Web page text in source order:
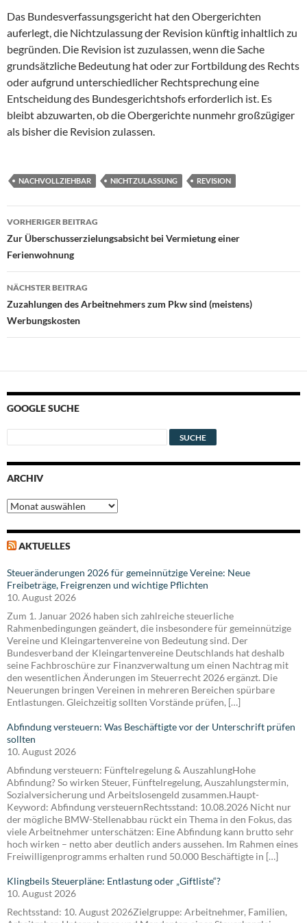
Das Bundesverfassungsgericht hat den Obergerichten
auferlegt, die Nichtzulassung der Revision künftig inhaltlich zu
begründen. Die Revision ist zuzulassen, wenn die Sache
grundsätzliche Bedeutung hat oder zur Fortbildung des Rechts
oder aufgrund unterschiedlicher Rechtsprechung eine
Entscheidung des Bundesgerichtshofs erforderlich ist. Es
bleibt abzuwarten, ob die Obergerichte nunmehr großzügiger
als bisher die Revision zulassen.
NACHVOLLZIEHBAR NICHTZULASSUNG REVISION
Beitragsnavigation
VORHERIGER BEITRAG
Zur Überschusserzielungsabsicht bei Vermietung einer
Ferienwohnung
NÄCHSTER BEITRAG
Zuzahlungen des Arbeitnehmers zum Pkw sind (meistens)
Werbungskosten
GOOGLE SUCHE
ARCHIV
Archiv
AKTUELLES
Steueränderungen 2026 für gemeinnützige Vereine: Neue
Freibeträge, Freigrenzen und wichtige Pflichten
10. August 2026
Zum 1. Januar 2026 haben sich zahlreiche steuerliche
Rahmenbedingungen geändert, die insbesondere für gemeinnützige
Vereine und Kleingartenvereine von Bedeutung sind. Der
Bundesverband der Kleingartenvereine Deutschlands hat deshalb
seine Fachbroschüre zur Finanzverwaltung um einen Nachtrag mit
den wesentlichen Änderungen im Steuerrecht 2026 ergänzt. Die
Neuerungen bringen Vereinen in mehreren Bereichen spürbare
Entlastungen. Gleichzeitig sollten Vorstände prüfen, […]
Abfindung versteuern: Was Beschäftigte vor der Unterschrift prüfen
sollten
10. August 2026
Abfindung versteuern: Fünftelregelung & AuszahlungHohe
Abfindung? So wirken Steuer, Fünftelregelung, Auszahlungstermin,
Sozialversicherung und Arbeitslosengeld zusammen.Haupt-
Keyword: Abfindung versteuernRechtsstand: 10.08.2026 Nicht nur
der mögliche BMW-Stellenabbau rückt ein Thema in den Fokus, das
viele Arbeitnehmer unterschätzen: Eine Abfindung kann brutto sehr
hoch wirken – netto aber deutlich anders aussehen. Im Rahmen eines
Freiwilligenprogramms erhalten rund 50.000 Beschäftigte in […]
Klingbeils Steuerpläne: Entlastung oder „Giftliste“?
10. August 2026
Rechtsstand: 10. August 2026Zielgruppe: Arbeitnehmer, Familien,